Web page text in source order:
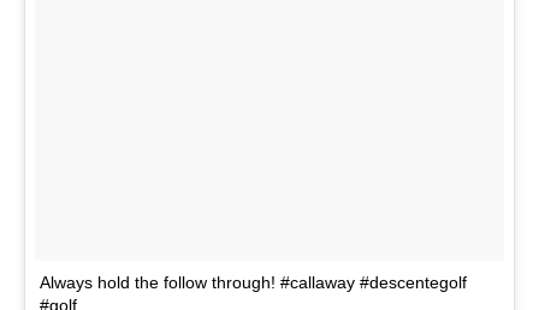
Always hold the follow through! #callaway #descentegolf
#golf